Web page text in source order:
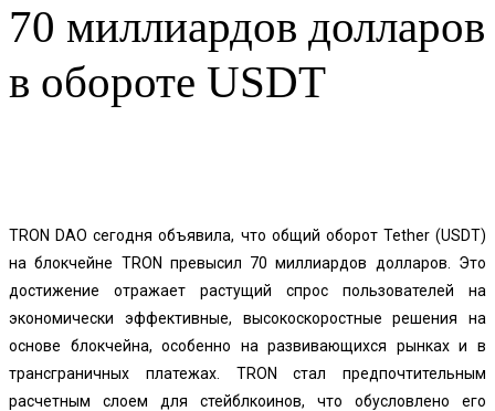
70 миллиардов долларов
в обороте USDT
TRON DAO сегодня объявила, что общий оборот Tether (USDT)
на блокчейне TRON превысил 70 миллиардов долларов. Это
достижение отражает растущий спрос пользователей на
экономически эффективные, высокоскоростные решения на
основе блокчейна, особенно на развивающихся рынках и в
трансграничных платежах. TRON стал предпочтительным
расчетным слоем для стейблкоинов, что обусловлено его